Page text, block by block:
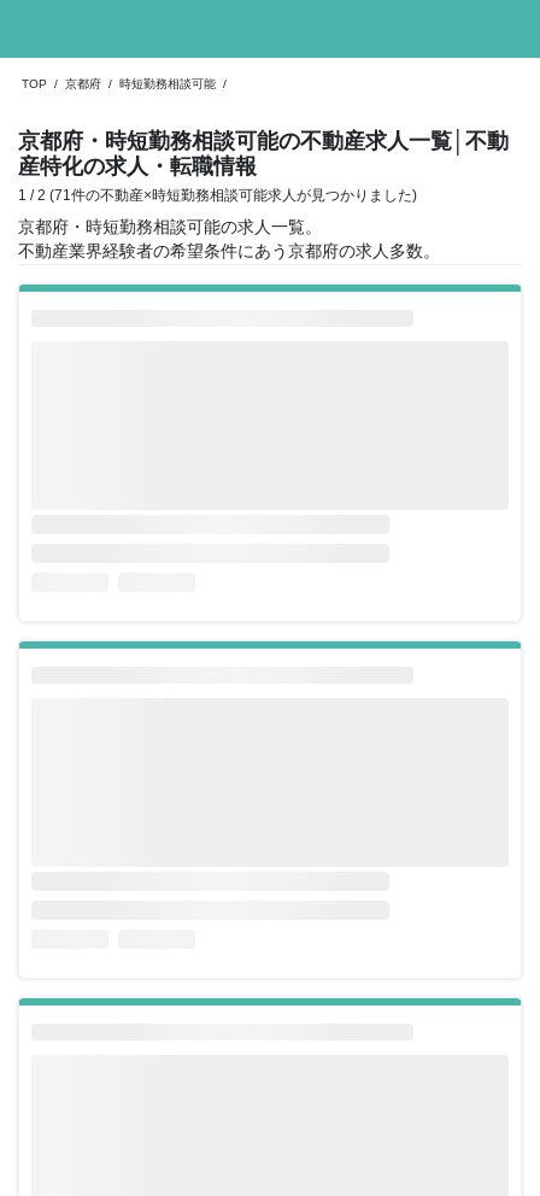
TOP / 京都府 / 時短勤務相談可能 /
京都府・時短勤務相談可能の不動産求人一覧 │不動
産特化の求人・転職情報
1 / 2 (71件の不動産×時短勤務相談可能求人が見つかりました)
京都府・時短勤務相談可能の求人一覧。
不動産業界経験者の希望条件にあう京都府の求人多数。